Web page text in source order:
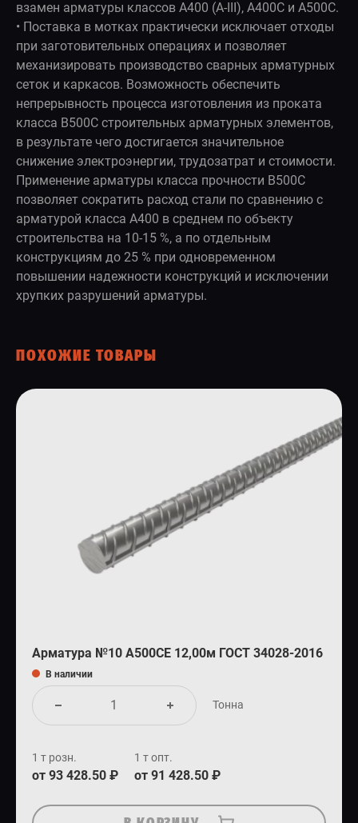
взамен арматуры классов А400 (А-III), А400С и А500С.
• Поставка в мотках практически исключает отходы
при заготовительных операциях и позволяет
механизировать производство сварных арматурных
сеток и каркасов. Возможность обеспечить
непрерывность процесса изготовления из проката
класса В500С строительных арматурных элементов,
в результате чего достигается значительное
снижение электроэнергии, трудозатрат и стоимости.
Применение арматуры класса прочности В500С
позволяет сократить расход стали по сравнению с
арматурой класса А400 в среднем по объекту
строительства на 10-15 %, а по отдельным
конструкциям до 25 % при одновременном
повышении надежности конструкций и исключении
хрупких разрушений арматуры.
ПОХОЖИЕ ТОВАРЫ
Арматура №10 А500СЕ 12,00м ГОСТ 34028-2016
В наличии
Тонна
1 т розн.
от 93 428.50 ₽
1 т опт.
от 91 428.50 ₽